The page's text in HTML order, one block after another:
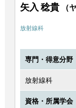
矢入 稔貴 （
放射線科
専門・得意分野
放射線科
資格・所属学会